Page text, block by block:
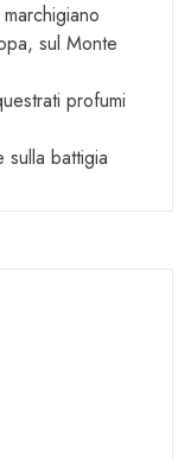
sul Monte
profumi
battigia